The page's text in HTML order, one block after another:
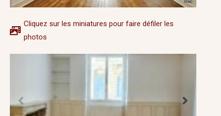
Cliquez sur les miniatures pour faire défiler les
photos